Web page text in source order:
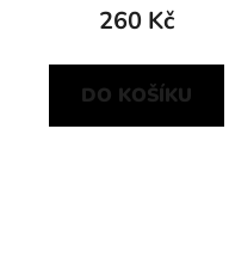
260 Kč
DO KOŠÍKU